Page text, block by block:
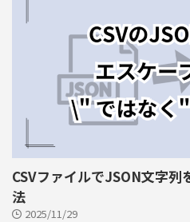
CSVファイルでJSON文字
法
2025/11/29